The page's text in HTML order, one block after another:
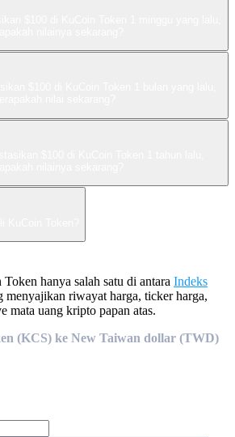
hanya salah satu di antara Indeks
menyajikan riwayat harga, ticker harga,
mata uang kripto papan atas.
(KCS) ke New Taiwan dollar (TWD)